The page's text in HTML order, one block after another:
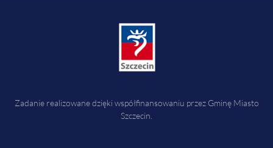
Zadanie realizowane dzięki współfinansowaniu przez Gminę Miasto
Szczecin.